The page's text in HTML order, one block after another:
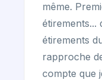
même.
étirements...
étirements
rapproche
compte que